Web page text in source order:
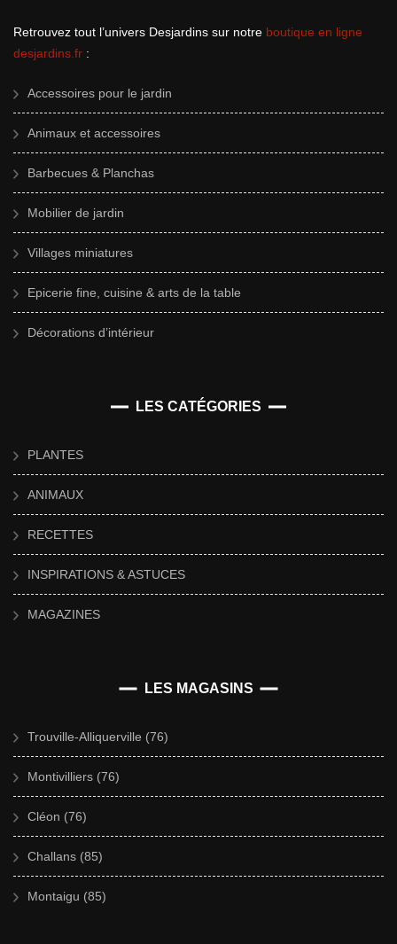
Retrouvez tout l’univers Desjardins sur notre boutique en ligne
desjardins.fr :
Accessoires pour le jardin
Animaux et accessoires
Barbecues & Planchas
Mobilier de jardin
Villages miniatures
Epicerie fine, cuisine & arts de la table
Décorations d’intérieur
LES CATÉGORIES
PLANTES
ANIMAUX
RECETTES
INSPIRATIONS & ASTUCES
MAGAZINES
LES MAGASINS
Trouville-Alliquerville (76)
Montivilliers (76)
Cléon (76)
Challans (85)
Montaigu (85)